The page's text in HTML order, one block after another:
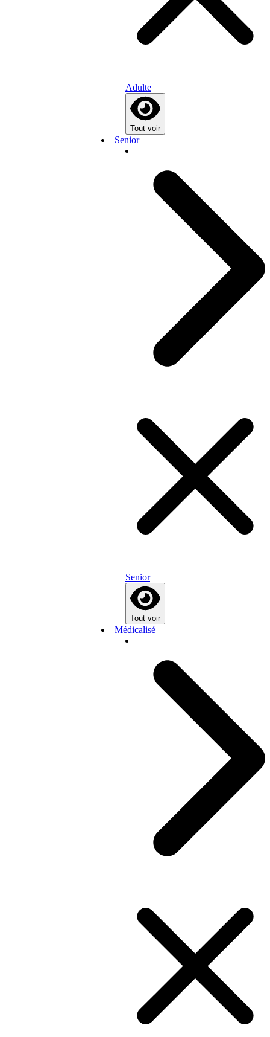
Adulte
Tout voir
Senior
Senior
Tout voir
Médicalisé